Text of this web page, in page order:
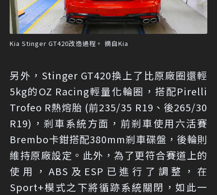
Kia Stinger GT420改造過程。 摘自Kia
另外，Stinger GT420換上了比原廠圈還輕
5kg的OZ Racing輕量化輪圈，搭配Pirelli
Trofeo R熱熔胎 (前235/35 R19、後265/30
R19)，剎車系統方面，前剎車使用六活賽
Brembo卡鉗搭配380mm剎車碟盤，後輪則
維持原廠設定。此外，為了更符合賽道上的
使用，ABS及ESP已進行了調整，在
Sport+模式之下將循跡系統關閉，如此一